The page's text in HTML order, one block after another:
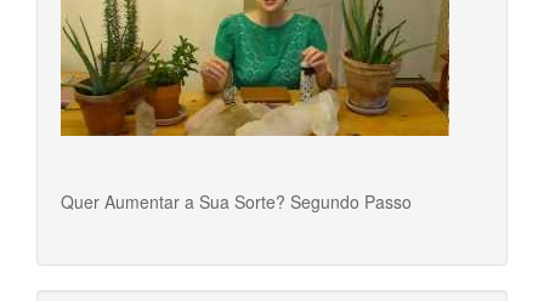
Quer Aumentar a Sua Sorte? Segundo Passo